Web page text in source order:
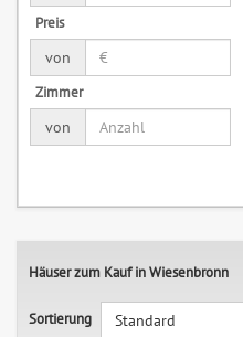
Preis
von
Zimmer
von
Häuser zum Kauf in Wiesenbronn
Sortierung
Standard